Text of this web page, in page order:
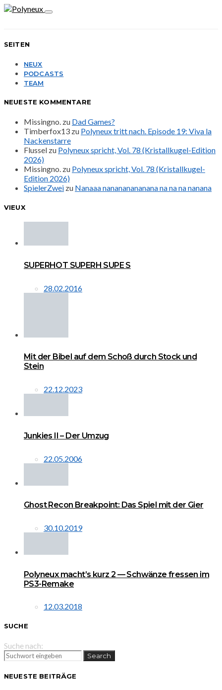
SEITEN
NEUX
PODCASTS
TEAM
NEUESTE KOMMENTARE
Missingno. zu Dad Games?
Timberfox13 zu Polyneux tritt nach. Episode 19: Viva la
Nackenstarre
Flussel zu Polyneux spricht, Vol. 78 (Kristallkugel-Edition
2026)
Missingno. zu Polyneux spricht, Vol. 78 (Kristallkugel-
Edition 2026)
SpielerZwei zu Nanaaa nanananananana na na na nanana
VIEUX
SUPERHOT SUPERH SUPE S
28.02.2016
Mit der Bibel auf dem Schoß durch Stock und
Stein
22.12.2023
Junkies II – Der Umzug
22.05.2006
Ghost Recon Breakpoint: Das Spiel mit der Gier
30.10.2019
Polyneux macht’s kurz 2 — Schwänze fressen im
PS3-Remake
12.03.2018
SUCHE
Suche nach:
Search
NEUESTE BEITRÄGE